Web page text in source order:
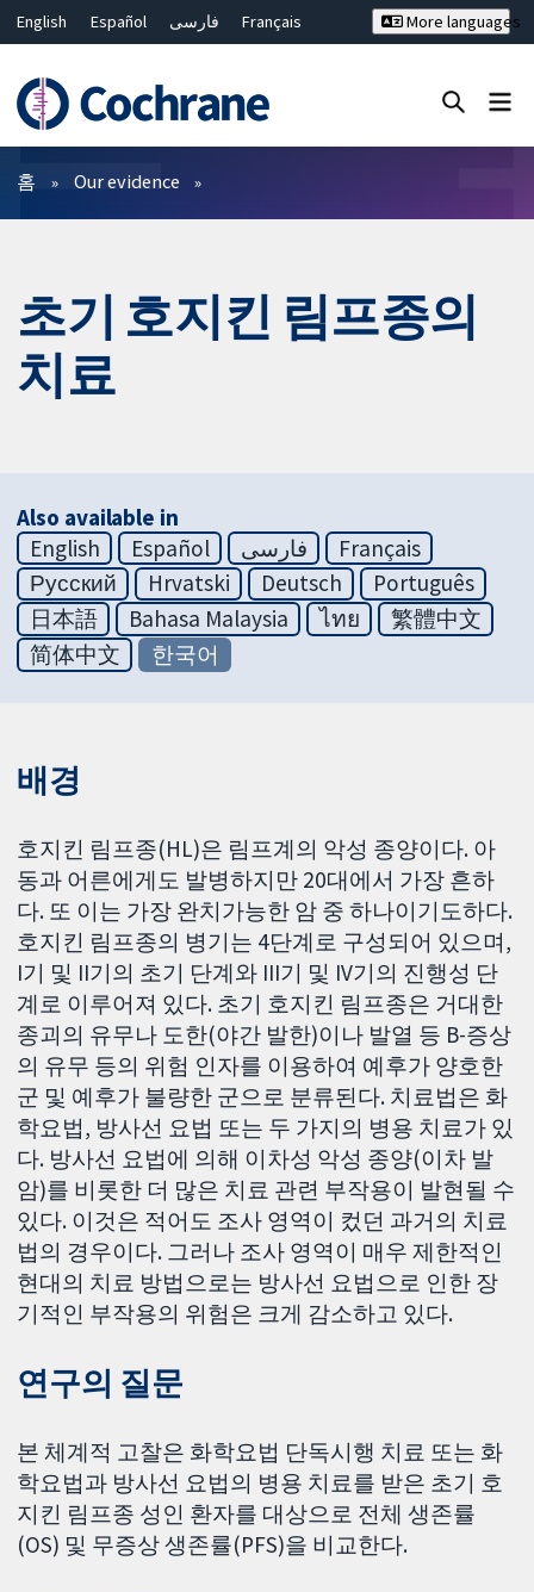
English Español فارسی
Français
Bahasa Malaysia
ไทย
繁體中文
简体中文
More languages
필터
홈 Our evidence
초기 호지킨 림프종의
치료
Also available in
English
Español فارسی
Français
Русский
Hrvatski Deutsch
Português
日本語
Bahasa Malaysia ไทย
繁體中文
简体中文
한국어
배경
호지킨 림프종(HL)은 림프계의 악성 종양이다. 아
동과 어른에게도 발병하지만 20대에서 가장 흔하
다. 또 이는 가장 완치가능한 암 중 하나이기도하다.
호지킨 림프종의 병기는 4단계로 구성되어 있으며,
I기 및 II기의 초기 단계와 III기 및 IV기의 진행성 단
계로 이루어져 있다. 초기 호지킨 림프종은 거대한
종괴의 유무나 도한(야간 발한)이나 발열 등 B-증상
의 유무 등의 위험 인자를 이용하여 예후가 양호한
군 및 예후가 불량한 군으로 분류된다. 치료법은 화
학요법, 방사선 요법 또는 두 가지의 병용 치료가 있
다. 방사선 요법에 의해 이차성 악성 종양(이차 발
암)를 비롯한 더 많은 치료 관련 부작용이 발현될 수
있다. 이것은 적어도 조사 영역이 컸던 과거의 치료
법의 경우이다. 그러나 조사 영역이 매우 제한적인
현대의 치료 방법으로는 방사선 요법으로 인한 장
기적인 부작용의 위험은 크게 감소하고 있다.
연구의 질문
본 체계적 고찰은 화학요법 단독시행 치료 또는 화
학요법과 방사선 요법의 병용 치료를 받은 초기 호
지킨 림프종 성인 환자를 대상으로 전체 생존률
(OS) 및 무증상 생존률(PFS)을 비교한다.